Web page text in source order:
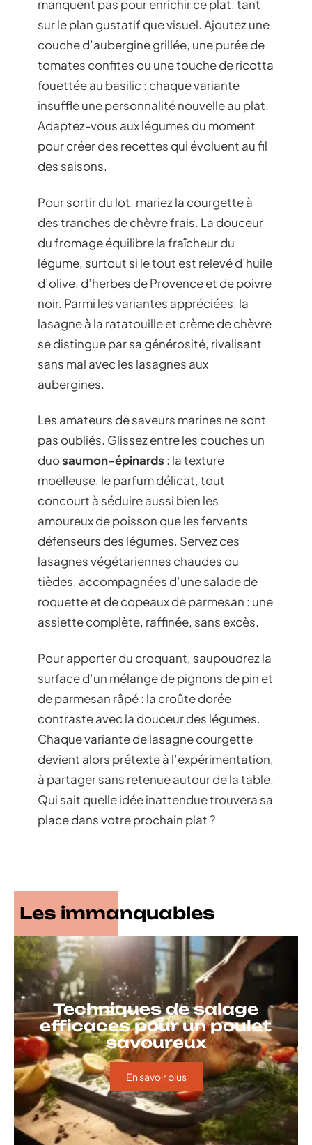
manquent pas pour enrichir ce plat, tant
sur le plan gustatif que visuel. Ajoutez une
couche d’aubergine grillée, une purée de
tomates confites ou une touche de ricotta
fouettée au basilic : chaque variante
insuffle une personnalité nouvelle au plat.
Adaptez-vous aux légumes du moment
pour créer des recettes qui évoluent au fil
des saisons.
Pour sortir du lot, mariez la courgette à
des tranches de chèvre frais. La douceur
du fromage équilibre la fraîcheur du
légume, surtout si le tout est relevé d’huile
d’olive, d’herbes de Provence et de poivre
noir. Parmi les variantes appréciées, la
lasagne à la ratatouille et crème de chèvre
se distingue par sa générosité, rivalisant
sans mal avec les lasagnes aux
aubergines.
Les amateurs de saveurs marines ne sont
pas oubliés. Glissez entre les couches un
duosaumon-épinards : la texture
moelleuse, le parfum délicat, tout
concourt à séduire aussi bien les
amoureux de poisson que les fervents
défenseurs des légumes. Servez ces
lasagnes végétariennes chaudes ou
tièdes, accompagnées d’une salade de
roquette et de copeaux de parmesan : une
assiette complète, raffinée, sans excès.
Pour apporter du croquant, saupoudrez la
surface d’un mélange de pignons de pin et
de parmesan râpé : la croûte dorée
contraste avec la douceur des légumes.
Chaque variante de lasagne courgette
devient alors prétexte à l’expérimentation,
à partager sans retenue autour de la table.
Qui sait quelle idée inattendue trouvera sa
place dans votre prochain plat ?
Les immanquables
Techniques de salage
efficaces pour un poulet
savoureux
En savoir plus